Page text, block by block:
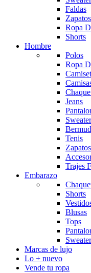
Faldas
Zapatos
Ropa
Shorts
Hombre
Polos
Ropa
Jeans
Tenis
Zapatos
Trajes
Embarazo
Shorts
Blusas
Tops
Marcas de lujo
Lo + nuevo
Vende tu ropa